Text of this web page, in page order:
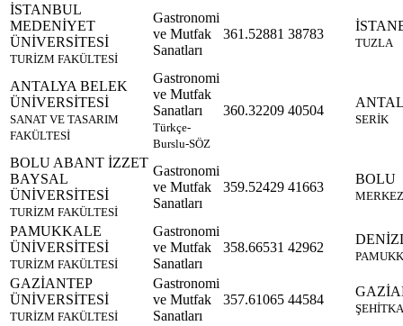
İSTANBUL
MEDENİYET
ÜNİVERSİTESİ
TURİZM FAKÜLTESİ
Gastronomi
ve Mutfak
Sanatları
361.52881 38783
TUZLA
ANTALYA BELEK
ÜNİVERSİTESİ
SANAT VE TASARIM
FAKÜLTESİ
Gastronomi
ve Mutfak
Sanatları
Türkçe-
Burslu-SÖZ
360.32209 40504
SERİK
BOLU ABANT İZZET
BAYSAL
ÜNİVERSİTESİ
TURİZM FAKÜLTESİ
Gastronomi
ve Mutfak
Sanatları
359.52429 41663
BOLU
MERKEZ
PAMUKKALE
ÜNİVERSİTESİ
TURİZM FAKÜLTESİ
Gastronomi
ve Mutfak
Sanatları
358.66531 42962
GAZİANTEP
ÜNİVERSİTESİ
TURİZM FAKÜLTESİ
Gastronomi
ve Mutfak
Sanatları
357.61065 44584